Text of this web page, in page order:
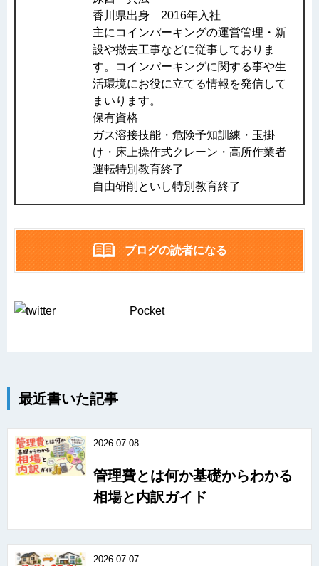
香川県出身 2016年入社
主にコインパーキングの運営管理・新
設や撤去工事などに従事しておりま
す。コインパーキングに関する事や生
活環境にお役に立てる情報を発信して
まいります。
保有資格
ガス溶接技能・危険予知訓練・玉掛
け・床上操作式クレーン・高所作業者
運転特別教育終了
自由研削といし特別教育終了
ブログの読者になる
Pocket
最近書いた記事
2026.07.08
管理費とは何か基礎からわかる
相場と内訳ガイド
2026.07.07